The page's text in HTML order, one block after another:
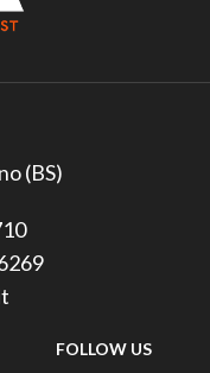
(BS)
FOLLOW US